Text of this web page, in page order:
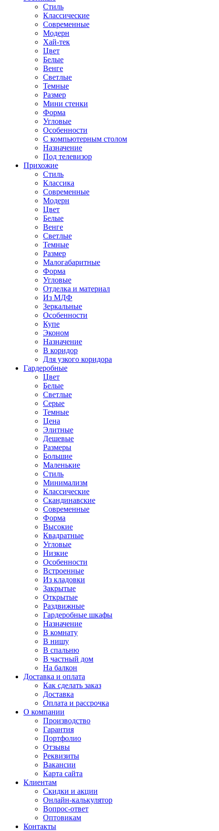
Стиль
Классические
Современные
Модерн
Хай-тек
Цвет
Белые
Венге
Светлые
Темные
Размер
Мини стенки
Форма
Угловые
Особенности
С компьютерным столом
Назначение
Под телевизор
Прихожие
Стиль
Классика
Современные
Модерн
Цвет
Белые
Венге
Светлые
Темные
Размер
Малогабаритные
Форма
Угловые
Отделка и материал
Из МДФ
Зеркальные
Особенности
Купе
Эконом
Назначение
В коридор
Для узкого коридора
Гардеробные
Цвет
Белые
Светлые
Серые
Темные
Цена
Элитные
Дешевые
Размеры
Большие
Маленькие
Стиль
Минимализм
Классические
Скандинавские
Современные
Форма
Высокие
Квадратные
Угловые
Низкие
Особенности
Встроенные
Из кладовки
Закрытые
Открытые
Раздвижные
Гардеробные шкафы
Назначение
В комнату
В нишу
В спальню
В частный дом
На балкон
Доставка и оплата
Как сделать заказ
Доставка
Оплата и рассрочка
О компании
Производство
Гарантия
Портфолио
Отзывы
Реквизиты
Вакансии
Карта сайта
Клиентам
Скидки и акции
Онлайн-калькулятор
Вопрос-ответ
Оптовикам
Контакты